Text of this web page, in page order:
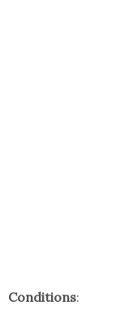
Conditions: